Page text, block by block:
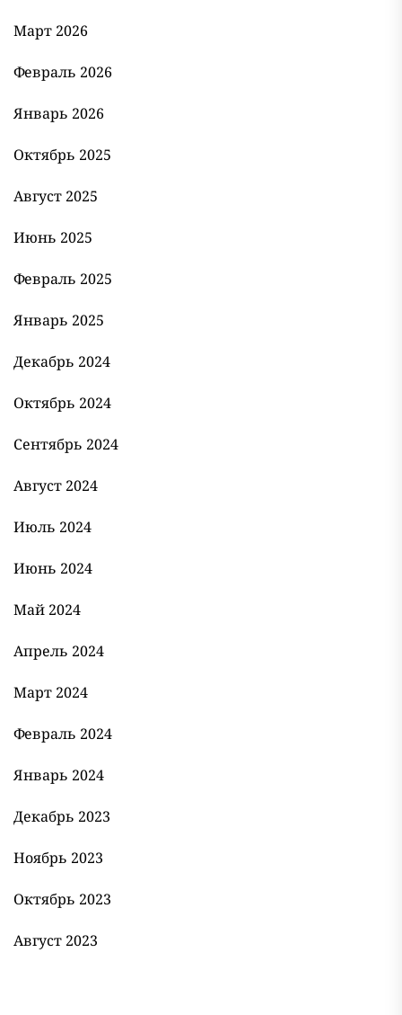
Март 2026
Февраль 2026
Январь 2026
Октябрь 2025
Август 2025
Июнь 2025
Февраль 2025
Январь 2025
Декабрь 2024
Октябрь 2024
Сентябрь 2024
Август 2024
Июль 2024
Июнь 2024
Май 2024
Апрель 2024
Март 2024
Февраль 2024
Январь 2024
Декабрь 2023
Ноябрь 2023
Октябрь 2023
Август 2023